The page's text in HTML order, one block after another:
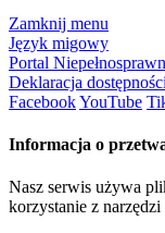
Zamknij menu
Język migowy
Portal
Deklaracja dostępności
FacebookYouTube
Informacja o
Nasz serwis używa
korzystanie z